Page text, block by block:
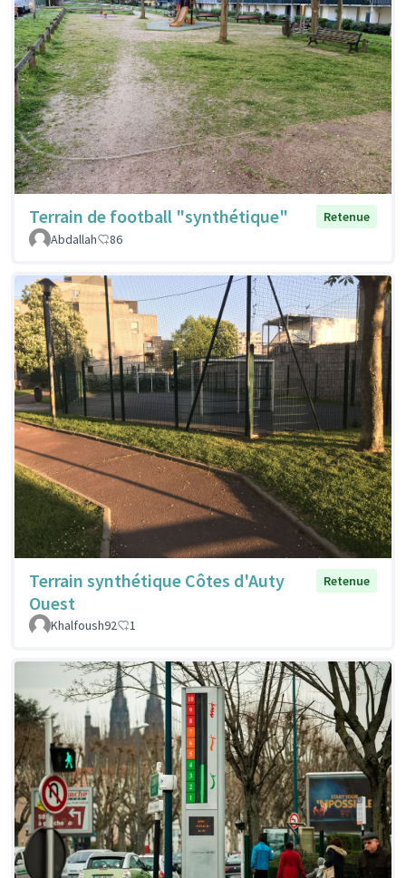
Terrain de football "synthétique"
Retenue
Abdallah
86
Terrain synthétique Côtes d'Auty
Ouest
Retenue
Khalfoush92 1